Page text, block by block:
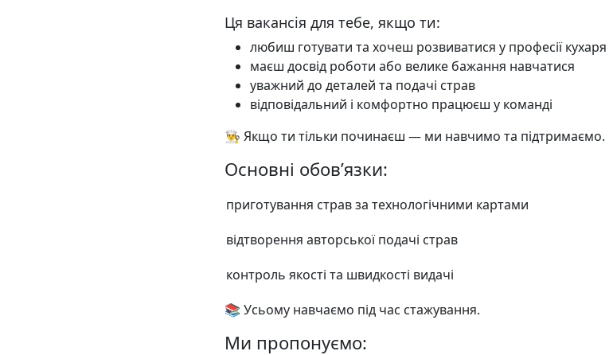
Ця вакансія для тебе, якщо ти:
любиш готувати та хочеш розвиватися у професії кухаря
маєш досвід роботи або велике бажання навчатися
уважний до деталей та подачі страв
відповідальний і комфортно працюєш у команді
👨‍🍳 Якщо ти тільки починаєш — ми навчимо та підтримаємо.
Основні обов’язки:
приготування страв за технологічними картами
відтворення авторської подачі страв
контроль якості та швидкості видачі
📚 Усьому навчаємо під час стажування.
Ми пропонуємо: